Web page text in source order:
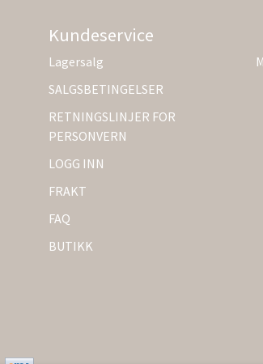
Kundeservice
Lagersalg
SALGSBETINGELSER
RETNINGSLINJER FOR
PERSONVERN
LOGG INN
FRAKT
FAQ
BUTIKK